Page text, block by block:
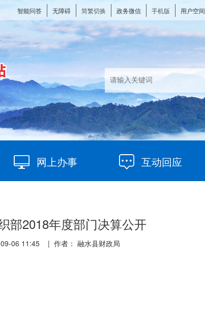
智能问答 无障碍 简繁切换 政务微信 手机版 用户空间
网上办事 互动回应
部2018年度部门决算公开
06 11:45 | 作者： 融水县财政局